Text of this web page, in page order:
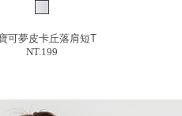
可夢皮卡丘落肩短T
NT.199